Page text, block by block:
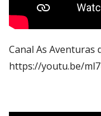
Canal As Aventuras
https://youtu.be/